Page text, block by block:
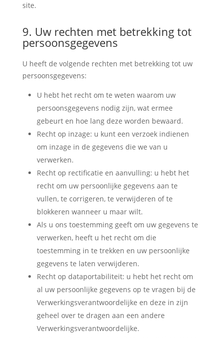
site.
9. Uw rechten met betrekking tot
persoonsgegevens
U heeft de volgende rechten met betrekking tot uw
persoonsgegevens:
U hebt het recht om te weten waarom uw
persoonsgegevens nodig zijn, wat ermee
gebeurt en hoe lang deze worden bewaard.
Recht op inzage: u kunt een verzoek indienen
om inzage in de gegevens die we van u
verwerken.
Recht op rectificatie en aanvulling: u hebt het
recht om uw persoonlijke gegevens aan te
vullen, te corrigeren, te verwijderen of te
blokkeren wanneer u maar wilt.
Als u ons toestemming geeft om uw gegevens te
verwerken, heeft u het recht om die
toestemming in te trekken en uw persoonlijke
gegevens te laten verwijderen.
Recht op dataportabiliteit: u hebt het recht om
al uw persoonlijke gegevens op te vragen bij de
Verwerkingsverantwoordelijke en deze in zijn
geheel over te dragen aan een andere
Verwerkingsverantwoordelijke.